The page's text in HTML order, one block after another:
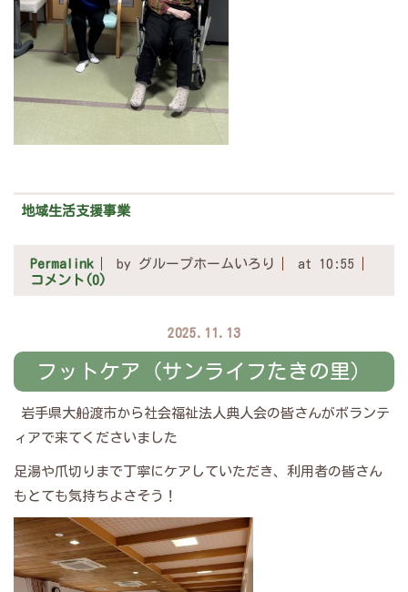
地域生活支援事業
Permalink by グループホームいろり
at 10:55
コメント(0)
2025.11.13
フットケア（サンライフたきの里）
岩手県大船渡市から社会福祉法人典人会の皆さんがボランテ
ィアで来てくださいました
足湯や爪切りまで丁寧にケアしていただき、利用者の皆さん
もとても気持ちよさそう！